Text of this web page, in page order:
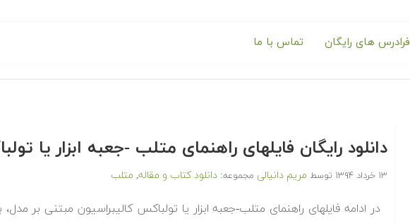
فرادرس های رایگان تماس با ما
دانلود رایگان فایلهای راهنمای متلب -جعبه ابزار یا
۱۳ خرداد ۱۳۹۴ توسط مریم دانیالی مجموعه: دانلود کتاب و مقاله, متلب
در ادامه فایلهای راهنمای متلب-جعبه ابزار یا تولباکس کالیبراسیون مبتنی بر